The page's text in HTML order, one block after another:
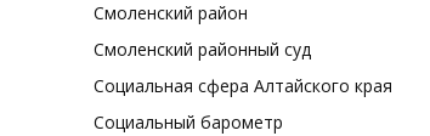
Смоленский район
Смоленский районный суд
Социальная сфера Алтайского края
Социальный барометр